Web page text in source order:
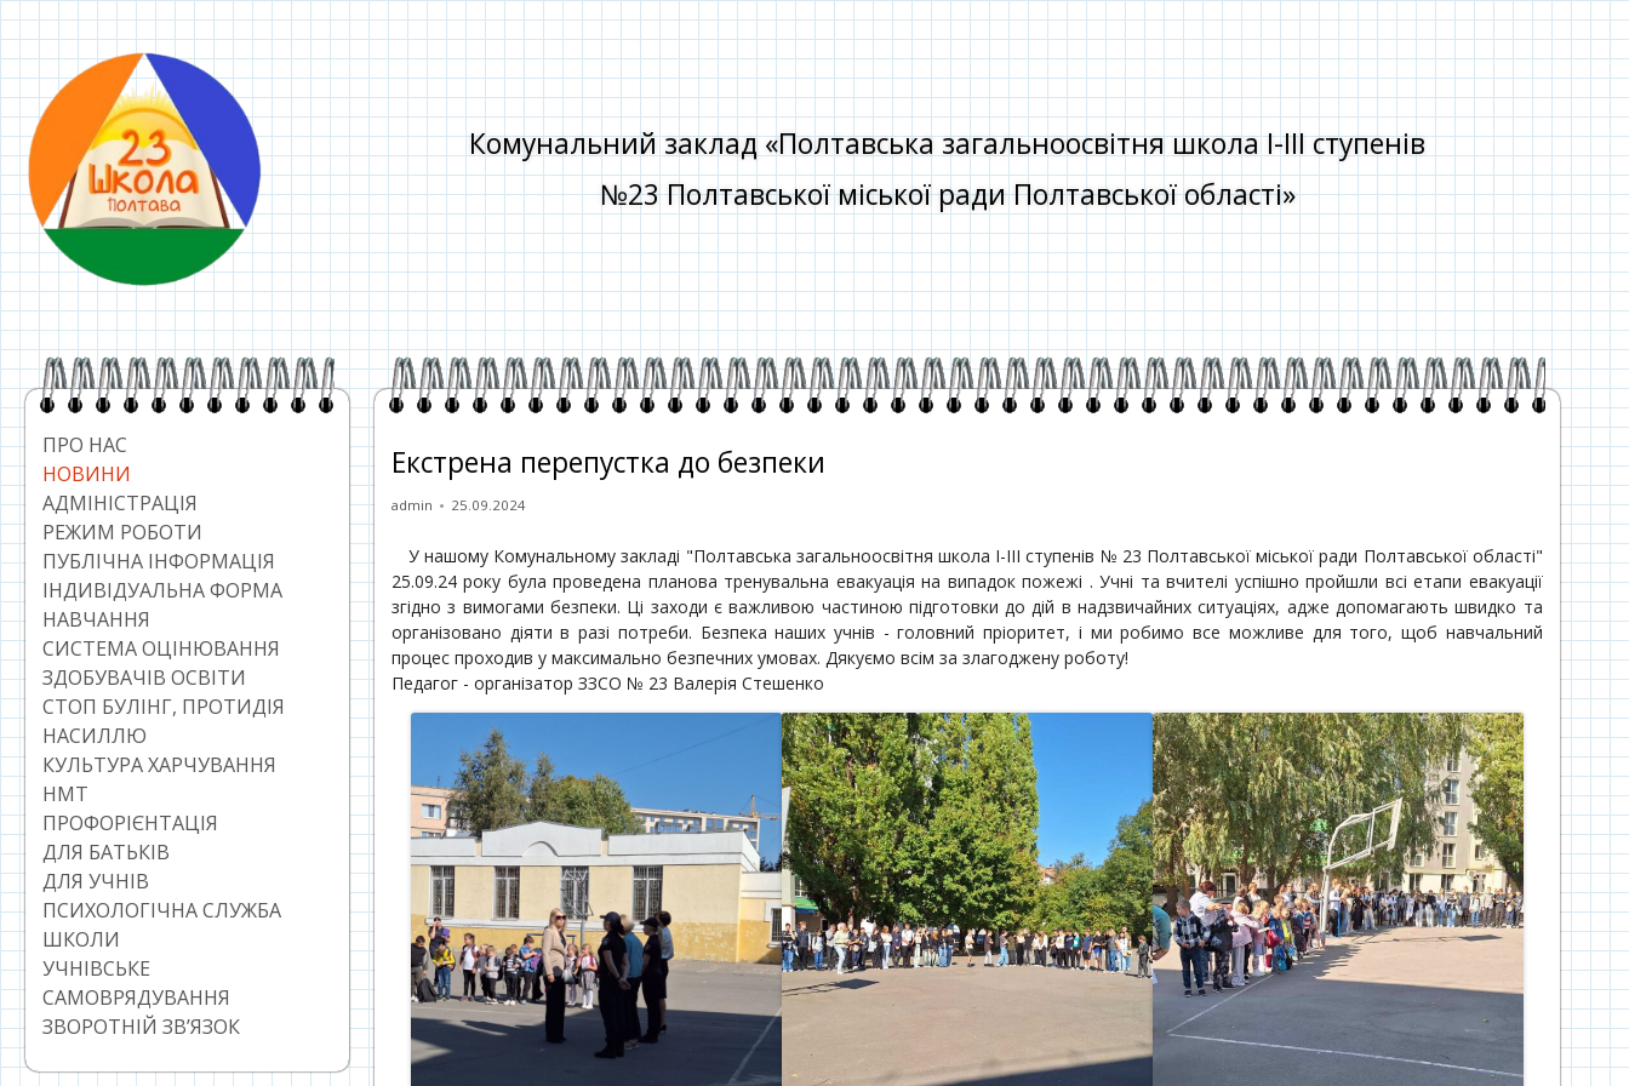
до
контенту
Комунальний заклад «Полтавська загальноосвітня школа І-ІІІ ступенів
№23 Полтавської міської ради Полтавської області»
Головний
сайдбар
ПРО НАС
НОВИНИ
АДМІНІСТРАЦІЯ
РЕЖИМ РОБОТИ
ПУБЛІЧНА ІНФОРМАЦІЯ
ІНДИВІДУАЛЬНА ФОРМА
НАВЧАННЯ
СИСТЕМА ОЦІНЮВАННЯ
ЗДОБУВАЧІВ ОСВІТИ
СТОП БУЛІНГ, ПРОТИДІЯ
НАСИЛЛЮ
КУЛЬТУРА ХАРЧУВАННЯ
НМТ
ПРОФОРІЄНТАЦІЯ
ДЛЯ БАТЬКІВ
ДЛЯ УЧНІВ
ПСИХОЛОГІЧНА СЛУЖБА
ШКОЛИ
УЧНІВСЬКЕ
САМОВРЯДУВАННЯ
ЗВОРОТНІЙ ЗВ’ЯЗОК
Екстрена перепустка до безпеки
Автор
admin Опубліковано
25.09.2024
У нашому Комунальному закладі "Полтавська загальноосвітня школа І-ІІІ ступенів № 23 Полтавської міської ради Полтавської області"
25.09.24 року була проведена планова тренувальна евакуація на випадок пожежі . Учні та вчителі успішно пройшли всі етапи евакуації
згідно з вимогами безпеки. Ці заходи є важливою частиною підготовки до дій в надзвичайних ситуаціях, адже допомагають швидко та
організовано діяти в разі потреби. Безпека наших учнів - головний пріоритет, і ми робимо все можливе для того, щоб навчальний
процес проходив у максимально безпечних умовах. Дякуємо всім за злагоджену роботу!
Педагог - організатор ЗЗСО № 23 Валерія Стешенко